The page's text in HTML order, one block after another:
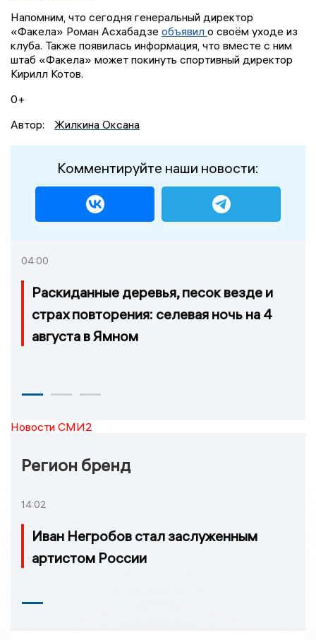
Напомним, что сегодня генеральный директор
«Факела» Роман Асхабадзе объявил о своём уходе из
клуба. Также появилась информация, что вместе с ним
штаб «Факела» может покинуть спортивный директор
Кирилл Котов.
0+
Автор:
Жилкина Оксана
Комментируйте наши новости:
04:00
Раскиданные деревья, песок везде и
страх повторения: селевая ночь на 4
августа в Ямном
Новости СМИ2
Регион бренд
14:02
Иван Негробов стал заслуженным
артистом России